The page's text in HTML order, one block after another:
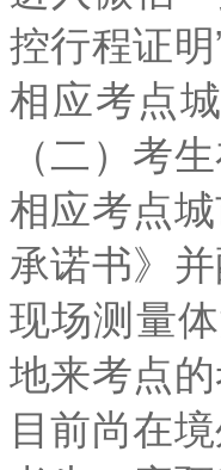
控行程证
相应考点
（二）考
相应考点
承诺书》
现场测量
地来考点
目前尚在